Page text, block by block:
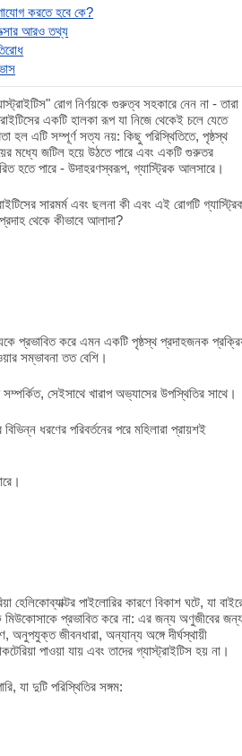
করতে হবে কে?
আরও তথ্য
রোগ নির্ণয়কে গুরুত্ব সহকারে নেন না - তারা
একটি হালকা রূপ যা নিজে থেকেই চলে যেতে
হল এটি সম্পূর্ণ সত্য নয়: কিছু পরিস্থিতিতে, পৃষ্ঠস্থ
মধ্যে জটিল হয়ে উঠতে পারে এবং একটি গুরুতর
হতে পারে - উদাহরণস্বরূপ, গ্যাস্ট্রিক আলসারে।
সারমর্ম এবং ছলনা কী এবং এই রোগটি
থেকে কীভাবে আলাদা?
প্রভাবিত করে এমন একটি পৃষ্ঠস্থ প্রদাহজনক
সম্ভাবনা তত বেশি।
সেইসাথে খারাপ অভ্যাসের উপস্থিতির সাথে।
ধরণের পরিবর্তনের পরে মহিলারা প্রায়শই
হেলিকোব্যাক্টর পাইলোরির কারণে বিকাশ ঘটে, যা
মিউকোসাকে প্রভাবিত করে না: এর জন্য অণুজীবের
জীবনধারা, অন্যান্য অঙ্গে দীর্ঘস্থায়ী
পাওয়া যায় এবং তাদের গ্যাস্ট্রাইটিস হয় না।
যা দুটি পরিস্থিতির সঙ্গম: